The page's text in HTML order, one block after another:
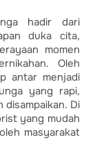
hadir dari
duka cita,
momen
Oleh
antar menjadi
yang rapi,
Di
yang mudah
masyarakat